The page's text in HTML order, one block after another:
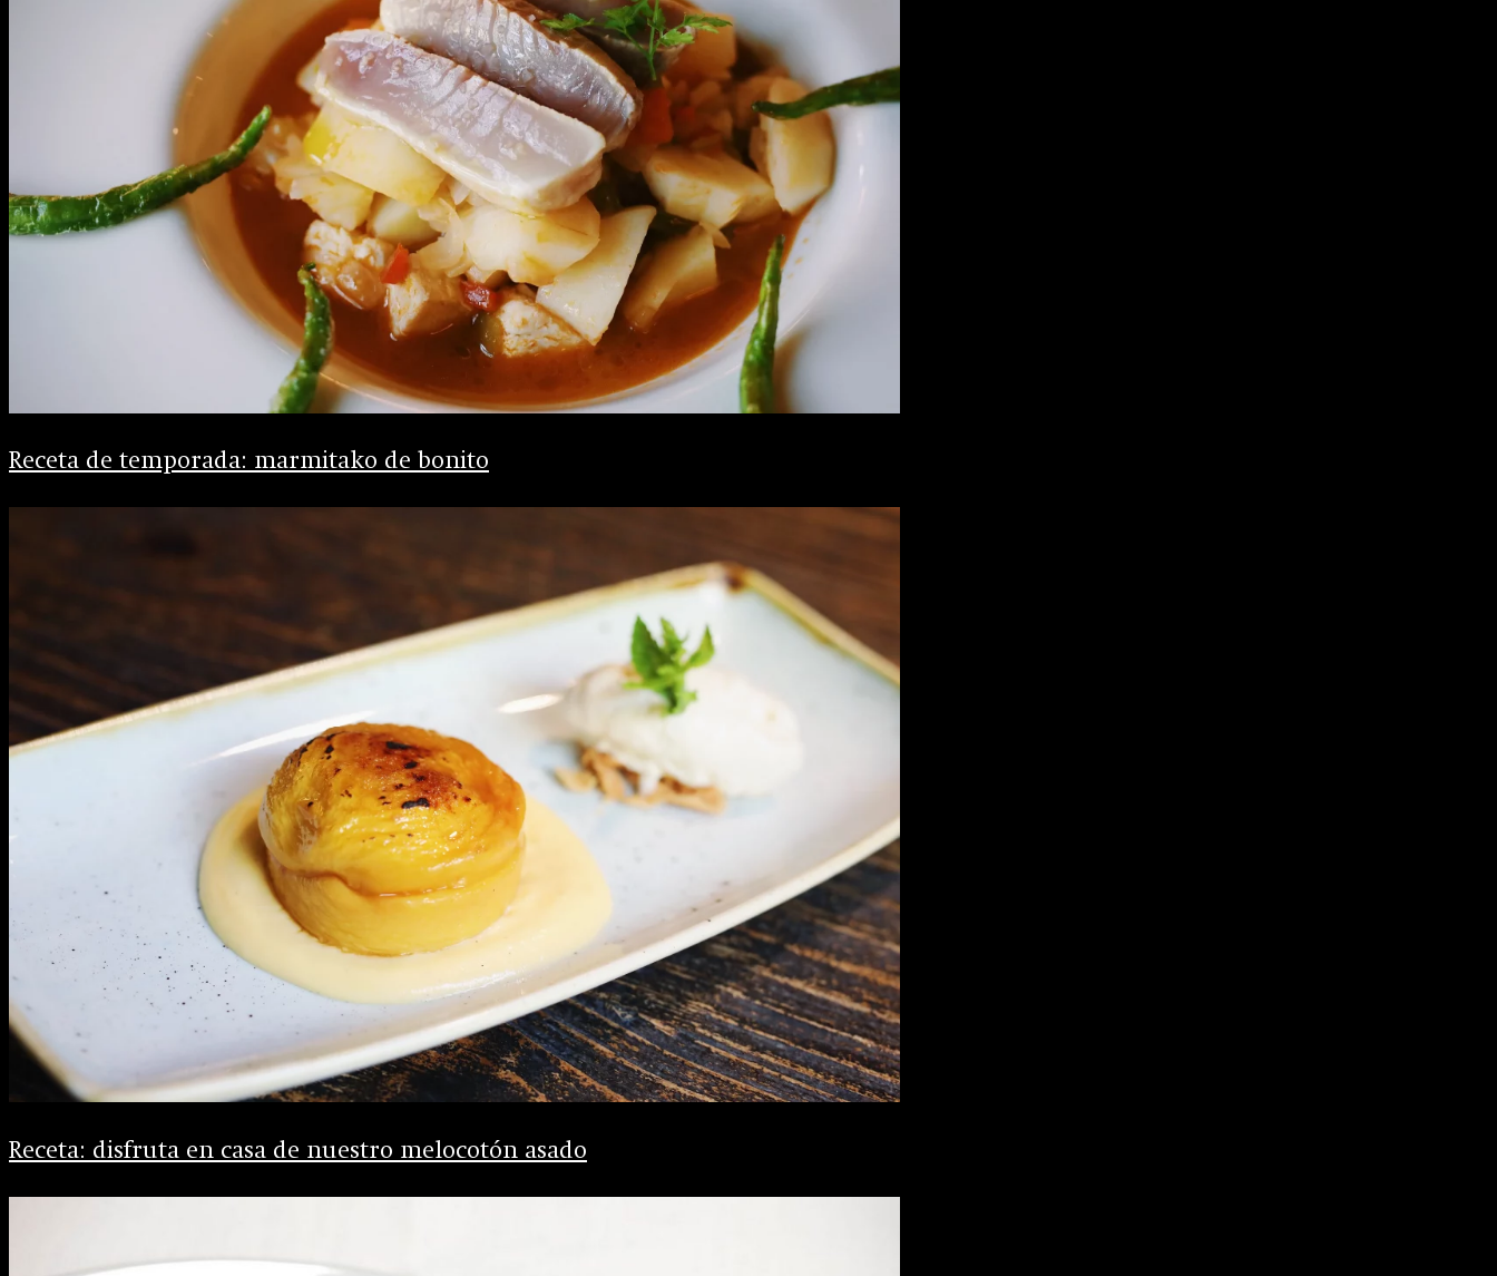
Receta de temporada: marmitako de bonito
Receta: disfruta en casa de nuestro melocotón asado